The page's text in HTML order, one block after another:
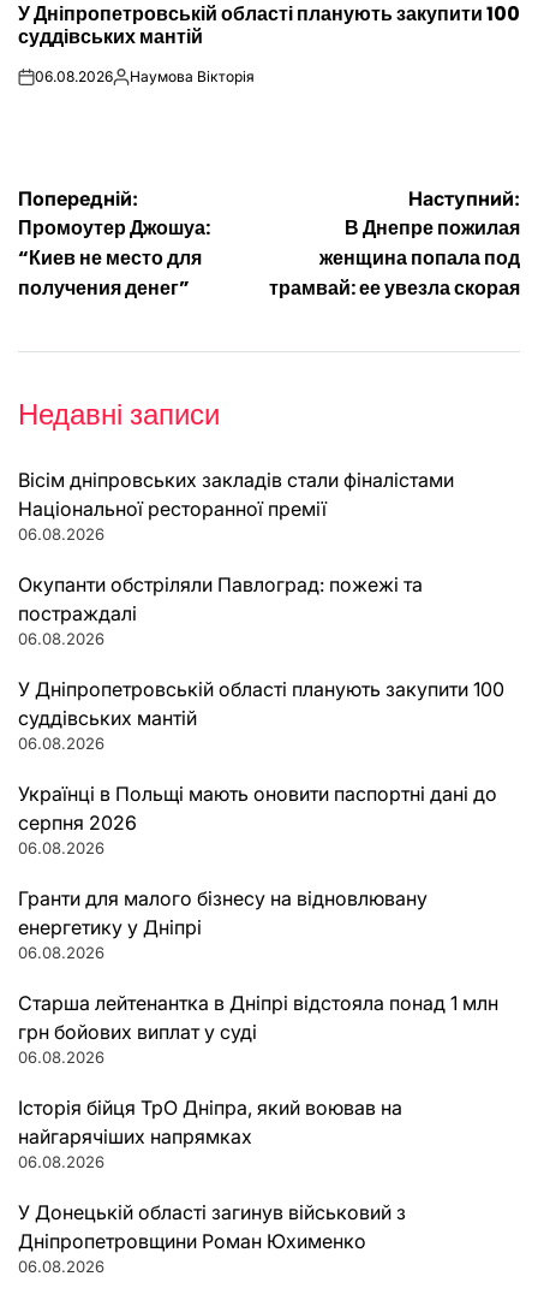
У
У Дніпропетровській області планують закупити 100
суддівських мантій
on06.08.2026Опубліковано
Наумова Вікторія
Навігація
записів
Попередній:
Промоутер Джошуа:
“Киев не место для
получения денег”
Наступний:
В Днепре пожилая
женщина попала под
трамвай: ее увезла скорая
Недавні записи
Вісім дніпровських закладів стали фіналістами
Національної ресторанної премії
06.08.2026
Окупанти обстріляли Павлоград: пожежі та
постраждалі
06.08.2026
У Дніпропетровській області планують закупити 100
суддівських мантій
06.08.2026
Українці в Польщі мають оновити паспортні дані до
серпня 2026
06.08.2026
Гранти для малого бізнесу на відновлювану
енергетику у Дніпрі
06.08.2026
Старша лейтенантка в Дніпрі відстояла понад 1 млн
грн бойових виплат у суді
06.08.2026
Історія бійця ТрО Дніпра, який воював на
найгарячіших напрямках
06.08.2026
У Донецькій області загинув військовий з
Дніпропетровщини Роман Юхименко
06.08.2026